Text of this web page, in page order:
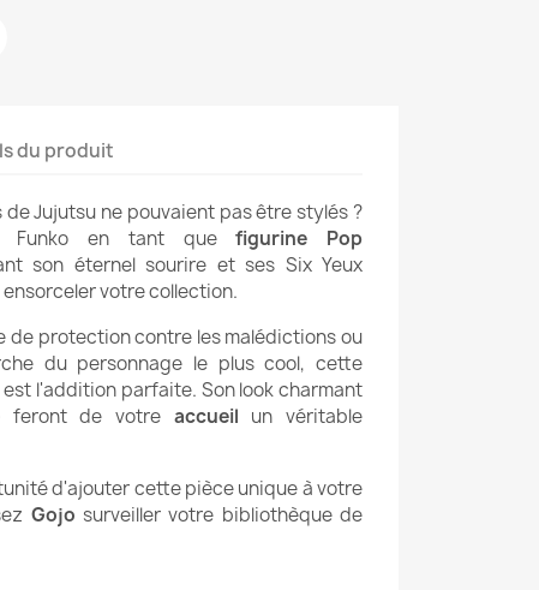
du produit
Jujutsu ne pouvaient pas être stylés ?
Funko en tant quefigurine Pop
son éternel sourire et ses Six Yeux
votre collection.
de protection contre les malédictions ou
du personnage le plus cool, cette
est l'addition parfaite. Son look charmant
feront de votre accueil un véritable
d'ajouter cette pièce unique à votre
Gojo surveiller votre bibliothèque de